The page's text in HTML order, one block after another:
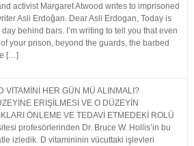
activist Margaret Atwood writes to imprisoned
Asli Erdoğan. Dear Asli Erdogan, Today is
behind bars. I’m writing to tell you that even
your prison, beyond the guards, the barbed
[…]
VİTAMİNİ HER GÜN MÜ ALINMALI?
ERİŞİLMESİ VE O DÜZEYİN
ÖNLEME VE TEDAVİ ETMEDEKİ ROLÜ
profesörlerinden Dr. Bruce W. Hollis’in bu
izledik. D vitamininin vücuttaki işlevleri